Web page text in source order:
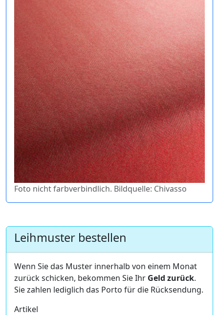
Foto nicht farbverbindlich. Bildquelle: Chivasso
Leihmuster bestellen
Wenn Sie das Muster innerhalb von einem Monat
zurück schicken, bekommen Sie Ihr Geld zurück.
Sie zahlen lediglich das Porto für die Rücksendung.
Artikel